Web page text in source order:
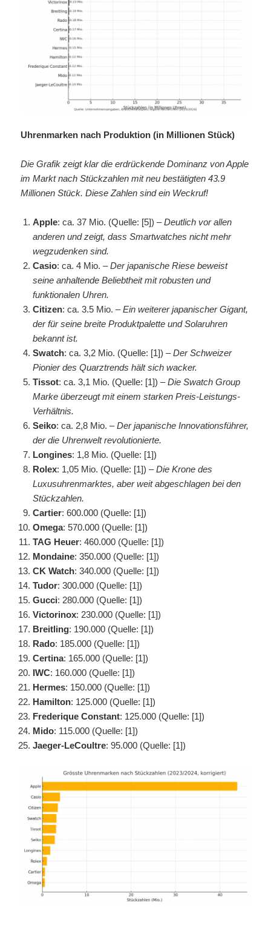
Uhrenmarken nach Produktion (in Millionen Stück)
Die Grafik zeigt klar die erdrückende Dominanz von Apple
im Markt nach Stückzahlen mit neu bestätigten 43.9
Millionen Stück. Diese Zahlen sind ein Weckruf!
Apple: ca. 37 Mio. (Quelle: [5]) –Deutlich vor allen
anderen und zeigt, dass Smartwatches nicht mehr
wegzudenken sind.
Casio: ca. 4 Mio. –Der japanische Riese beweist
seine anhaltende Beliebtheit mit robusten und
funktionalen Uhren.
Citizen: ca. 3.5 Mio. –Ein weiterer japanischer Gigant,
der für seine breite Produktpalette und Solaruhren
bekannt ist.
Swatch: ca. 3,2 Mio. (Quelle: [1]) –Der Schweizer
Pionier des Quarztrends hält sich wacker.
Tissot: ca. 3,1 Mio. (Quelle: [1]) –Die Swatch Group
Marke überzeugt mit einem starken Preis-Leistungs-
Verhältnis.
Seiko: ca. 2,8 Mio. –Der japanische Innovationsführer,
der die Uhrenwelt revolutionierte.
Longines: 1,8 Mio. (Quelle: [1])
Rolex: 1,05 Mio. (Quelle: [1]) –Die Krone des
Luxusuhrenmarktes, aber weit abgeschlagen bei den
Stückzahlen.
Cartier: 600.000 (Quelle: [1])
Omega: 570.000 (Quelle: [1])
TAG Heuer: 460.000 (Quelle: [1])
Mondaine: 350.000 (Quelle: [1])
CK Watch: 340.000 (Quelle: [1])
Tudor: 300.000 (Quelle: [1])
Gucci: 280.000 (Quelle: [1])
Victorinox: 230.000 (Quelle: [1])
Breitling: 190.000 (Quelle: [1])
Rado: 185.000 (Quelle: [1])
Certina: 165.000 (Quelle: [1])
IWC: 160.000 (Quelle: [1])
Hermes: 150.000 (Quelle: [1])
Hamilton: 125.000 (Quelle: [1])
Frederique Constant: 125.000 (Quelle: [1])
Mido: 115.000 (Quelle: [1])
Jaeger-LeCoultre: 95.000 (Quelle: [1])